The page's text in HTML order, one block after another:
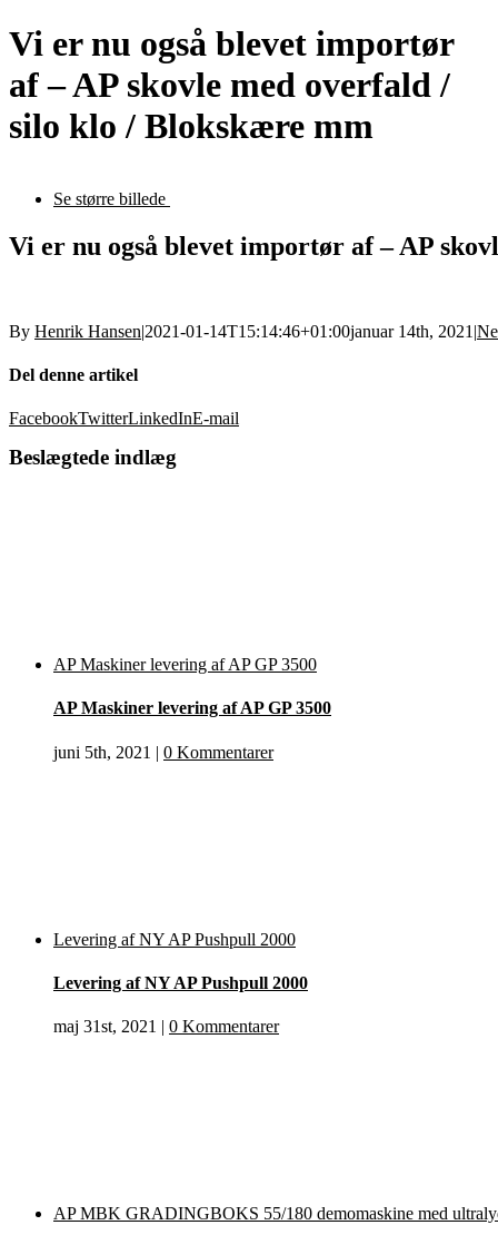
Vi er nu også blevet importør
af – AP skovle med overfald /
silo klo / Blokskære mm
Se større billede
Vi er nu også blevet importør af – AP
By Henrik Hansen|2021-01-14T15:14:46+01:00januar 14th, 2021 |
Del denne artikel
FacebookTwitterLinkedInE-mail
Beslægtede indlæg
AP Maskiner levering af AP GP 3500
AP Maskiner levering af AP GP 3500
juni 5th, 2021 | 0 Kommentarer
Levering af NY AP Pushpull 2000
Levering af NY AP Pushpull 2000
maj 31st, 2021 | 0 Kommentarer
AP MBK GRADINGBOKS 55/180 demomaskine med